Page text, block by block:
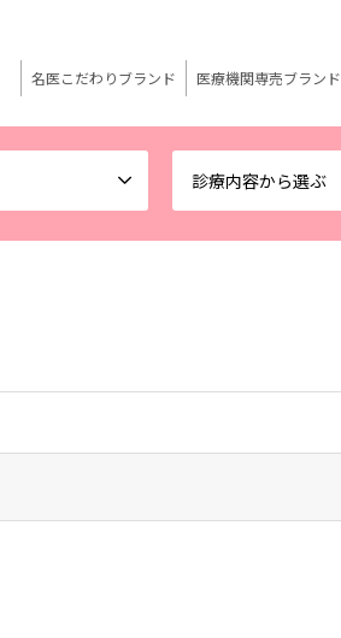
診療内容から選ぶ
名医こだわりブランド 医療機関専売ブランド